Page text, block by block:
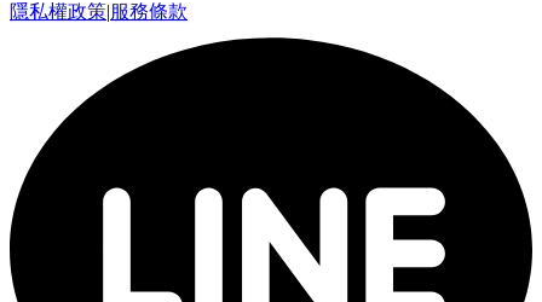
隱私權政策|服務條款